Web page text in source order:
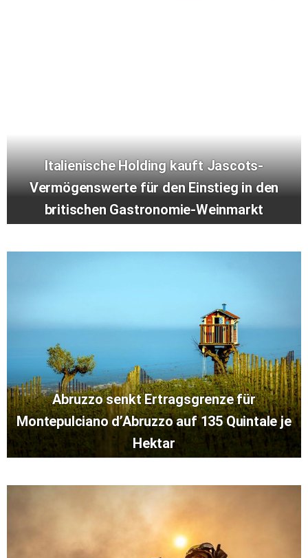
Italienische Holding kauft Jascots-
Vermögenswerte für den Einstieg in den
britischen Gastronomie-Weinmarkt
Abruzzo senkt Ertragsgrenze für
Montepulciano d’Abruzzo auf 135 Quintale je
Hektar